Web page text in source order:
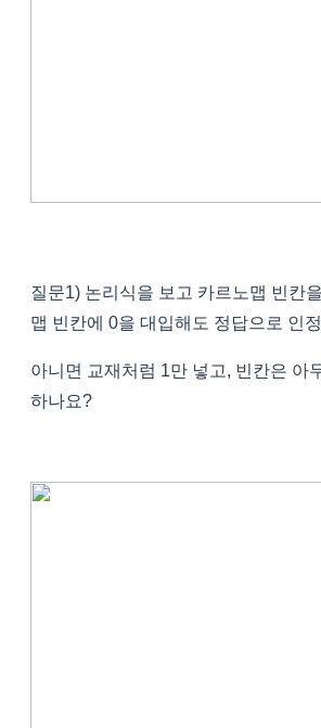
질문1) 논리식을 보고 카르노맵 빈칸
맵 빈칸에 0을 대입해도 정답으로 인
아니면 교재처럼 1만 넣고, 빈칸은 아
하나요?